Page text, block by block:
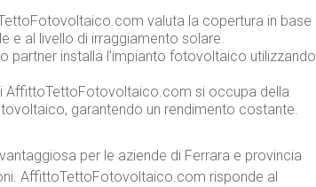
valuta la copertura in base
e al livello di irraggiamento solare.
partner installa l’impianto fotovoltaico utilizzando
AffittoTettoFotovoltaico.com si occupa della
garantendo un rendimento costante.
per le aziende di Ferrara e provincia
AffittoTettoFotovoltaico.com risponde al